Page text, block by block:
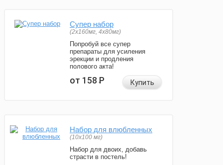
Супер набор
(2х160мг, 4х80мг)
Попробуй все супер
препараты для усиления
эрекции и продления
полового акта!
от 158Р Купить
Набор для влюбленных
(10х100 мг)
Набор для двоих, добавь
страсти в постель!